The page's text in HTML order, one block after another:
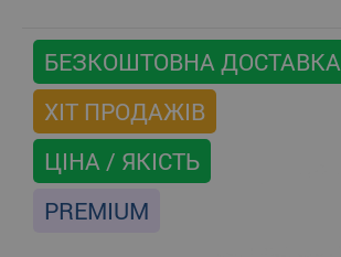
БЕЗКОШТОВНА ДОСТАВКА
ХІТ ПРОДАЖІВ
ЦІНА / ЯКІСТЬ
PREMIUM